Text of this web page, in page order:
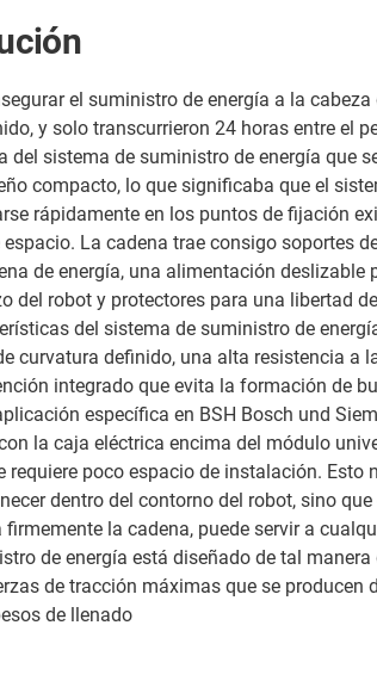
el suministro de energía a la
y solo transcurrieron 24 horas entre el
del sistema de suministro de energía que
compacto, lo que significaba que el
rápidamente en los puntos de fijación
espacio. La cadena trae consigo soportes
de energía, una alimentación
del robot y protectores para una libertad
del sistema de suministro de
curvatura definido, una alta resistencia a
integrado que evita la formación de
específica en BSH Bosch und
la caja eléctrica encima del módulo
requiere poco espacio de instalación. Esto
dentro del contorno del robot, sino
firmemente la cadena, puede servir a
de energía está diseñado de tal
de tracción máximas que se producen
de llenado